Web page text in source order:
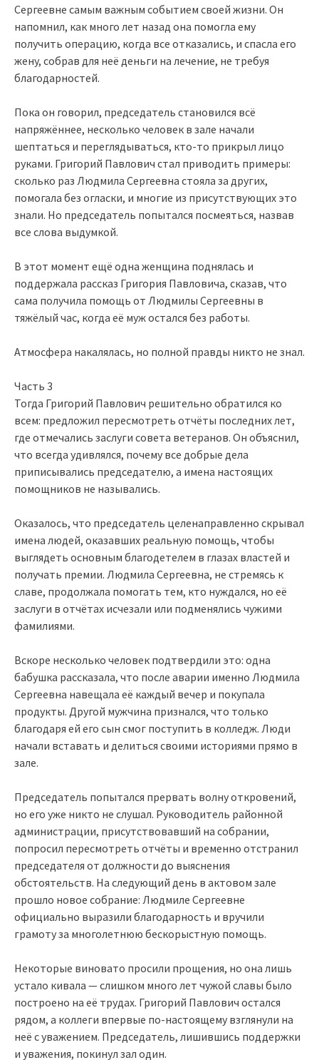
Сергеевне самым важным событием своей жизни. Он
напомнил, как много лет назад она помогла ему
получить операцию, когда все отказались, и спасла его
жену, собрав для неё деньги на лечение, не требуя
благодарностей.
Пока он говорил, председатель становился всё
напряжённее, несколько человек в зале начали
шептаться и переглядываться, кто-то прикрыл лицо
руками. Григорий Павлович стал приводить примеры:
сколько раз Людмила Сергеевна стояла за других,
помогала без огласки, и многие из присутствующих это
знали. Но председатель попытался посмеяться, назвав
все слова выдумкой.
В этот момент ещё одна женщина поднялась и
поддержала рассказ Григория Павловича, сказав, что
сама получила помощь от Людмилы Сергеевны в
тяжёлый час, когда её муж остался без работы.
Атмосфера накалялась, но полной правды никто не знал.
Часть 3
Тогда Григорий Павлович решительно обратился ко
всем: предложил пересмотреть отчёты последних лет,
где отмечались заслуги совета ветеранов. Он объяснил,
что всегда удивлялся, почему все добрые дела
приписывались председателю, а имена настоящих
помощников не назывались.
Оказалось, что председатель целенаправленно скрывал
имена людей, оказавших реальную помощь, чтобы
выглядеть основным благодетелем в глазах властей и
получать премии. Людмила Сергеевна, не стремясь к
славе, продолжала помогать тем, кто нуждался, но её
заслуги в отчётах исчезали или подменялись чужими
фамилиями.
Вскоре несколько человек подтвердили это: одна
бабушка рассказала, что после аварии именно Людмила
Сергеевна навещала её каждый вечер и покупала
продукты. Другой мужчина признался, что только
благодаря ей его сын смог поступить в колледж. Люди
начали вставать и делиться своими историями прямо в
зале.
Председатель попытался прервать волну откровений,
но его уже никто не слушал. Руководитель районной
администрации, присутствовавший на собрании,
попросил пересмотреть отчёты и временно отстранил
председателя от должности до выяснения
обстоятельств. На следующий день в актовом зале
прошло новое собрание: Людмиле Сергеевне
официально выразили благодарность и вручили
грамоту за многолетнюю бескорыстную помощь.
Некоторые виновато просили прощения, но она лишь
устало кивала — слишком много лет чужой славы было
построено на её трудах. Григорий Павлович остался
рядом, а коллеги впервые по-настоящему взглянули на
неё с уважением. Председатель, лишившись поддержки
и уважения, покинул зал один.